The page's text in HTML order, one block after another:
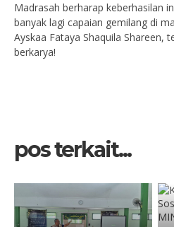
Madrasah berharap keberhasilan
banyak lagi capaian gemilang di
Ayskaa Fataya Shaquila Shareen,
berkarya!
pos terkait...